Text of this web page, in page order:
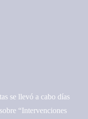
se llevó a cabo días
“Intervenciones